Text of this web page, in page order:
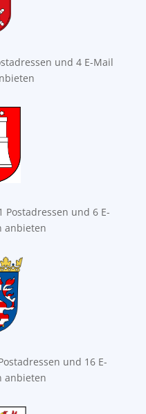
und 4 E-Mail
und 6 E-
anbieten
und 16 E-
anbieten